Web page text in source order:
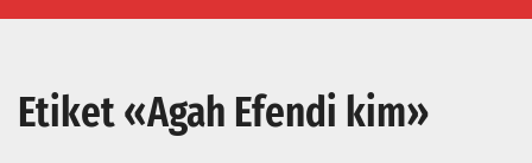
Etiket «Agah Efendi kim»